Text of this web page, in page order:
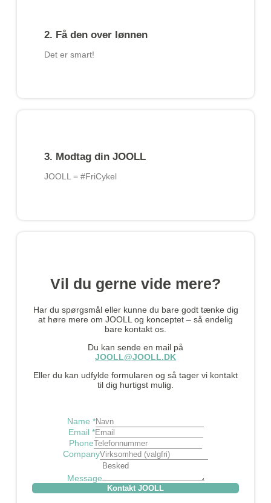
2. Få den over lønnen
Det er smart!​
3. Modtag din JOOLL
JOOLL = #FriCykel​
Vil du gerne vide mere?
Har du spørgsmål eller kunne du bare godt tænke dig
at høre mere om JOOLL og konceptet – så endelig
bare kontakt os.
Du kan sende en mail på
JOOLL@JOOLL.DK
Eller du kan udfylde formularen og så tager vi kontakt
til dig hurtigst mulig.
Name *
Email *
Phone
Company
Message
Kontakt JOOLL